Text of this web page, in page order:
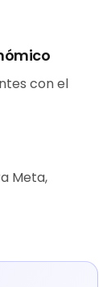
con el
Meta,